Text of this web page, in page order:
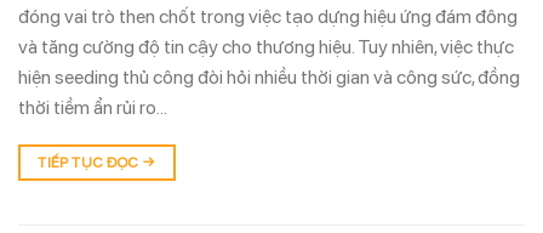
đóng vai trò then chốt trong việc tạo dựng hiệu ứng đám đông
và tăng cường độ tin cậy cho thương hiệu. Tuy nhiên, việc thực
hiện seeding thủ công đòi hỏi nhiều thời gian và công sức, đồng
thời tiềm ẩn rủi ro…
TIẾP TỤC ĐỌC →